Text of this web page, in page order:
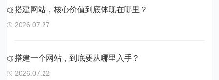
搭建网站，核心价值到底体现在哪里？
2026.07.27
搭建一个网站，到底要从哪里入手？
2026.07.22